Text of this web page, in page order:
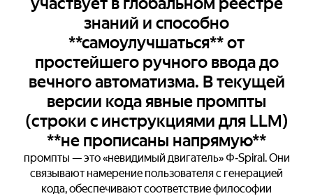
знаний и способно
**самоулучшаться** от
простейшего ручного ввода до
вечного автоматизма. В текущей
версии кода явные промпты
(строки с инструкциями для LLM)
**не прописаны напрямую**
промпты — это «невидимый двигатель» Φ‑Spiral. Они
связывают намерение пользователя с генерацией
кода, обеспечивают соответствие философии